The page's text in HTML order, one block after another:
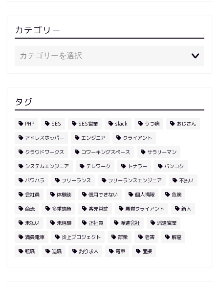
カテゴリー
タグ
PHP SES SES営業 slack うつ病 おじさん
アドレスホッパー エンジニア クライアント
クラウドワークス コワーキングスペース サラリーマン
システムエンジニア テレワーク トナラー バンコク
パワハラ フリーランス フリーランスエンジニア 不払い
会社員 体験談 信用できない 個人情報 危険
商流 多重請負 客先常駐 悪質クライアント 新人
未払い 未経験 正社員 派遣会社 派遣営業
満員電車 炎上プロジェクト 群衆 老害 解雇
転職 退職 釣り求人 電車 面接